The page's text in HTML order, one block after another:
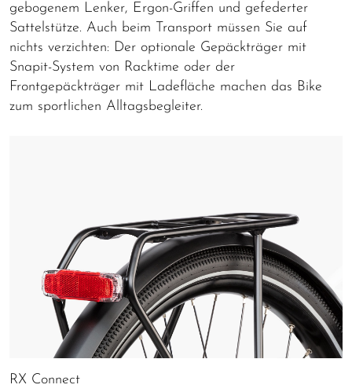
gebogenem Lenker, Ergon-Griffen und gefederter
Sattelstütze. Auch beim Transport müssen Sie auf
nichts verzichten: Der optionale Gepäckträger mit
Snapit-System von Racktime oder der
Frontgepäckträger mit Ladefläche machen das Bike
zum sportlichen Alltagsbegleiter.
RX Connect